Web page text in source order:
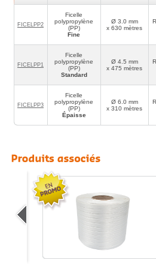
Bravo pour la rapidité de livraison
GG83
très résistante et bien emballée
FICELPP2
Ficelle
polypropylène
(PP)
Fine
Ø 3.0 mm
x 630 mètres
FICELPP1
Ficelle
polypropylène
(PP)
Standard
Ø 4.5 mm
x 475 mètres
FICELPP3
Ficelle
polypropylène
(PP)
Épaisse
Ø 6.0 mm
x 310 mètres